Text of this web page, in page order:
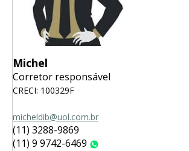
Michel
Corretor responsável
CRECI: 100329F
micheldib@uol.com.br
(11) 3288-9869
(11) 9 9742-6469